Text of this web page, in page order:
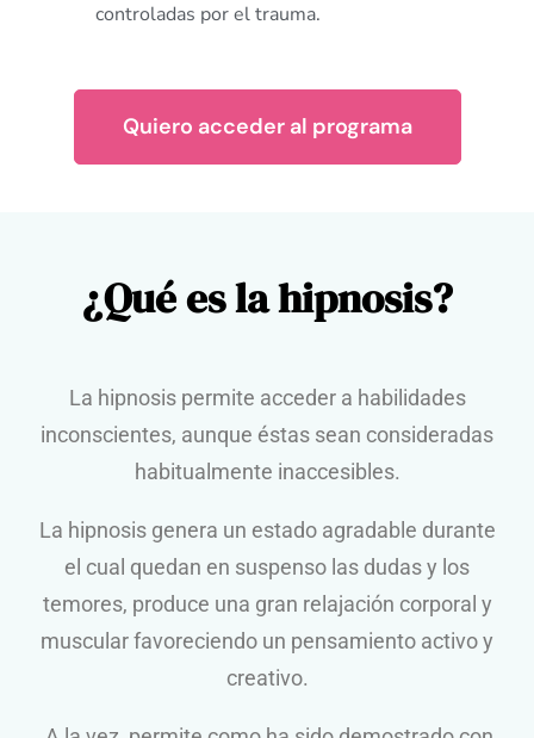
controladas por el trauma.
Quiero acceder al programa
¿Qué es la hipnosis?
La hipnosis permite acceder a habilidades
inconscientes, aunque éstas sean consideradas
habitualmente inaccesibles.
La hipnosis genera un estado agradable durante
el cual quedan en suspenso las dudas y los
temores, produce una gran relajación corporal y
muscular favoreciendo un pensamiento activo y
creativo.